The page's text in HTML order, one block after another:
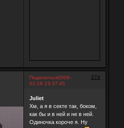
Поделиться 274
2008-
02-18 23:37:45
Juliet
Хм, а я в секте так, боком,
как бы и в ней и не в ней.
Одиночка короче я. Ну